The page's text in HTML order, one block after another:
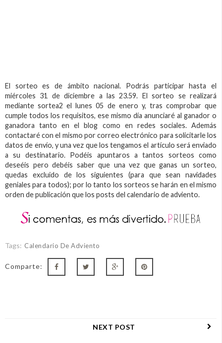
El sorteo es de ámbito nacional. Podrás participar hasta el
miércoles 31 de diciembre a las 23.59. El sorteo se realizará
mediante sortea2 el lunes 05 de enero y, tras comprobar que
cumple todos los requisitos, ese mismo día anunciaré al ganador o
ganadora tanto en el blog como en redes sociales. Además
contactaré con el mismo por correo electrónico para solicitarle los
datos de envío, y una vez que los tengamos el artículo será enviado
a su destinatario. Podéis apuntaros a tantos sorteos como
deseéis pero debéis saber que una vez que ganas un sorteo,
quedas excluido de los siguientes (para que sean navidades
geniales para todos); por lo tanto los sorteos se harán en el mismo
orden de publicación que los posts del calendario de adviento.
Tags: Calendario De Adviento
Comparte:
NEXT POST